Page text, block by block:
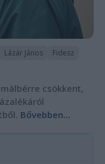
Lázár János
Fidesz
csökkent,
Bővebben...